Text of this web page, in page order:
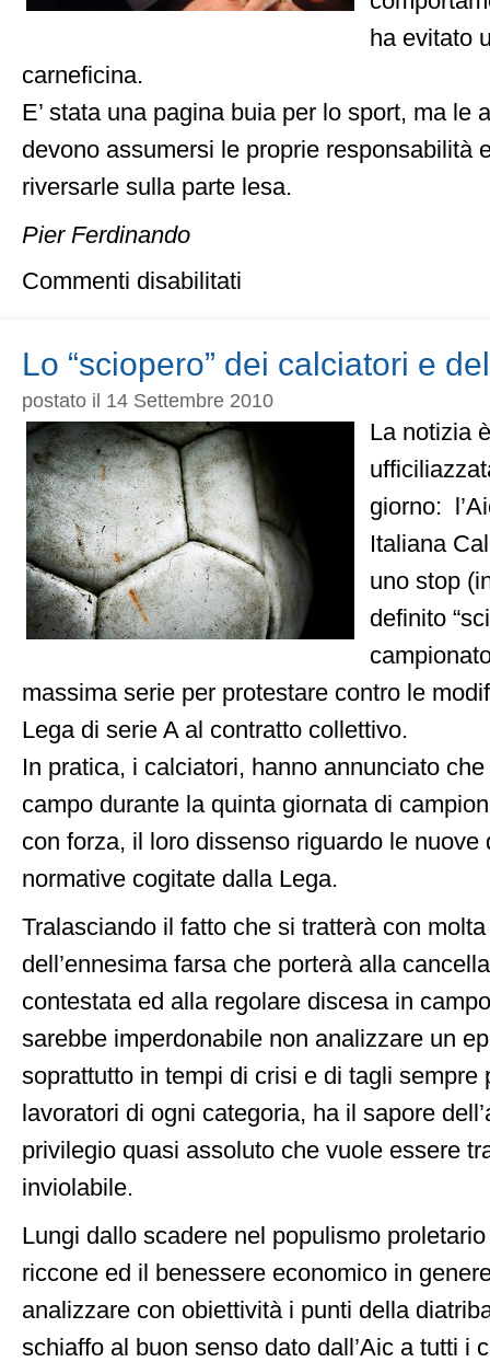
ha evitato
carneficina.
E’ stata una pagina buia per lo sport, ma le
devono assumersi le proprie responsabilità
riversarle sulla parte lesa.
Pier Ferdinando
Commenti disabilitati
solidali
con
la
Polizia
italiana
Condividi con
Lo “sciopero” dei calciatori e
postato il 14 Settembre 2010
La notizia
giorno:
Italiana
uno stop
definito
massima serie per protestare contro le
Lega di serie A al contratto collettivo.
In pratica, i calciatori, hanno annunciato
campo durante la quinta giornata di
con forza, il loro dissenso riguardo le nuove
normative cogitate dalla Lega.
Tralasciando il fatto che si tratterà con
dell’ennesima farsa che porterà alla
contestata ed alla regolare discesa in
sarebbe imperdonabile non analizzare un
soprattutto in tempi di crisi e di tagli sempre
lavoratori di ogni categoria, ha il sapore
privilegio quasi assoluto che vuole essere
inviolabile.
Lungi dallo scadere nel populismo
riccone ed il benessere economico in
analizzare con obiettività i punti della
schiaffo al buon senso dato dall’Aic a tutti i